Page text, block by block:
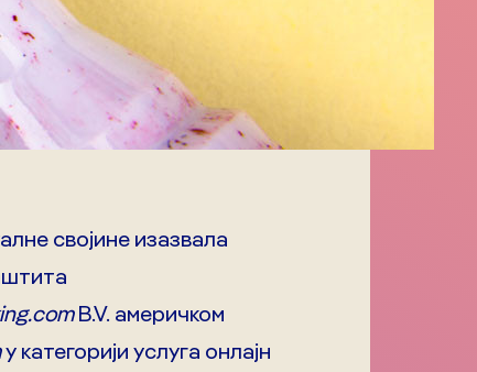
својине изазвала
B.V. америчком
у категорији услуга онлајн